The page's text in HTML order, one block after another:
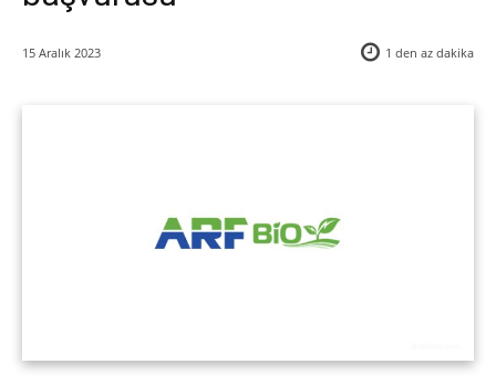
15 Aralık 2023 1 den az dakika